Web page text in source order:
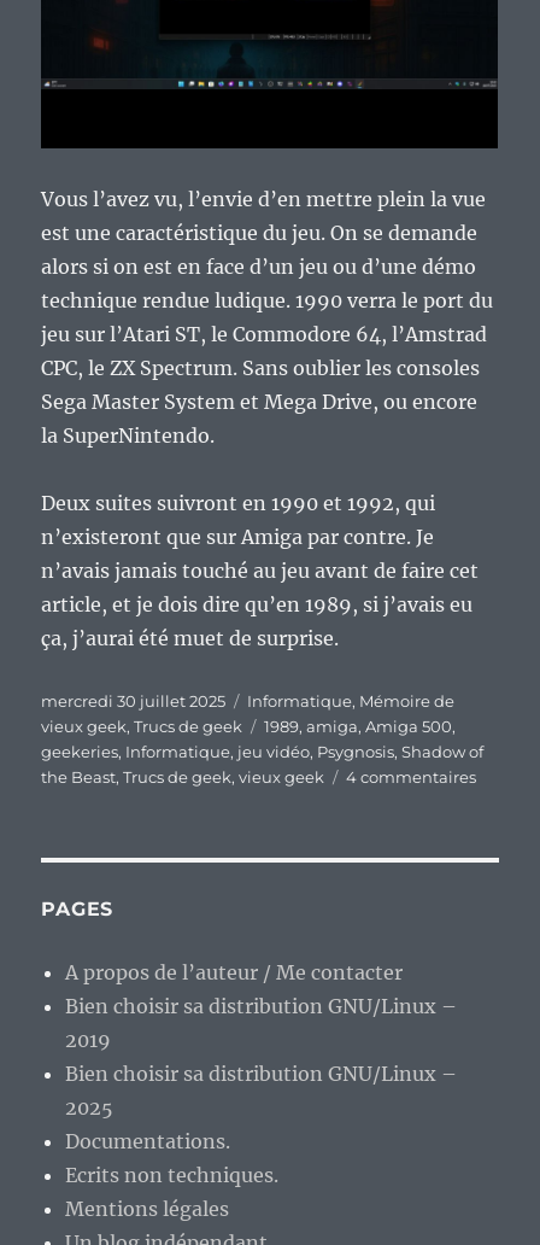
Vous l’avez vu, l’envie d’en mettre plein la vue
est une caractéristique du jeu. On se demande
alors si on est en face d’un jeu ou d’une démo
technique rendue ludique. 1990 verra le port du
jeu sur l’Atari ST, le Commodore 64, l’Amstrad
CPC, le ZX Spectrum. Sans oublier les consoles
Sega Master System et Mega Drive, ou encore
la SuperNintendo.
Deux suites suivront en 1990 et 1992, qui
n’existeront que sur Amiga par contre. Je
n’avais jamais touché au jeu avant de faire cet
article, et je dois dire qu’en 1989, si j’avais eu
ça, j’aurai été muet de surprise.
Publié
le
mercredi 30 juillet 2025 Catégories
Informatique, Mémoire de
vieux geek,Trucs de geek Étiquettes
1989,amiga,Amiga 500,
geekeries, Informatique, jeu vidéo, Psygnosis,Shadow of
the Beast,Trucs de geek,vieux geek 4 commentairessur
PAGES
A propos de l’auteur / Me contacter
Bien choisir sa distribution GNU/Linux –
2019
Bien choisir sa distribution GNU/Linux –
2025
Documentations.
Ecrits non techniques.
Mentions légales